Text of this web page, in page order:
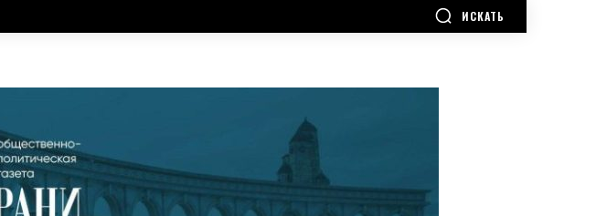
ИСКАТЬ